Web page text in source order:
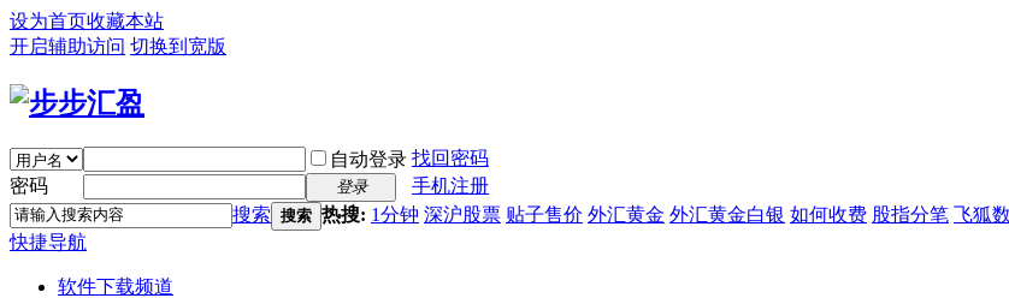
设为首页收藏本站
开启辅助访问 切换到宽版
自动登录 找回密码
密码
登录
手机注册
搜索 搜索 热搜: 1分钟 深沪股票 贴子售价 外汇黄金 外汇黄金白银 如何收费 股指分笔 飞狐
快捷导航
软件下载频道